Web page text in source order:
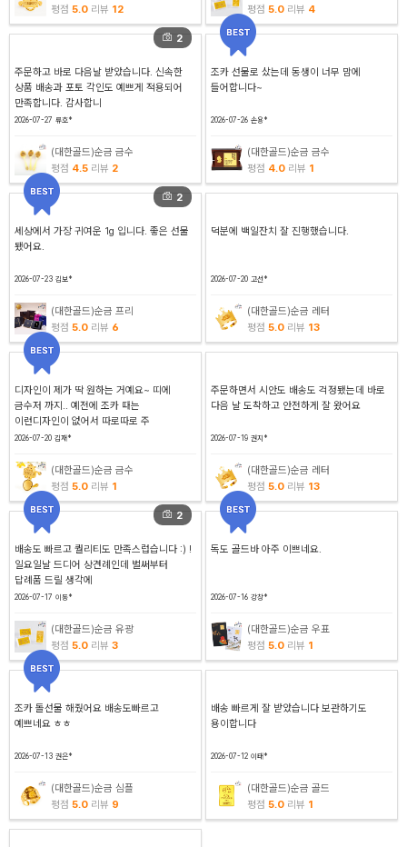
평점 5.0 리뷰 12
평점 5.0 리뷰 4
2
주문하고 바로 다음날 받았습니다. 신속한
상품 배송과 포토 각인도 예쁘게 적용되어
만족합니다. 감사합니
2026-07-27 류호*
(대한골드)순금 금수
평점 4.5 리뷰 2
조카 선물로 샀는데 동생이 너무 맘에
들어합니다~
2026-07-26 손용*
(대한골드)순금 금수
평점 4.0 리뷰 1
2
세상에서 가장 귀여운 1g 입니다. 좋은 선물
됐어요.
2026-07-23 김보*
(대한골드)순금 프리
평점 5.0 리뷰 6
덕분에 백일잔치 잘 진행했습니다.
2026-07-20 고선*
(대한골드)순금 레터
평점 5.0 리뷰 13
디자인이 제가 딱 원하는 거예요~ 띠에
금수저 까지.. 예전에 조카 때는
이런디자인이 없어서 따로따로 주
2026-07-20 김재*
(대한골드)순금 금수
평점 5.0 리뷰 1
주문하면서 시안도 배송도 걱정됐는데 바로
다음 날 도착하고 안전하게 잘 왔어요
2026-07-19 권지*
(대한골드)순금 레터
평점 5.0 리뷰 13
2
배송도 빠르고 퀄리티도 만족스럽습니다 :) !
일요일날 드디어 상견례인데 벌써부터
답례품 드릴 생각에
2026-07-17 이동*
(대한골드)순금 유광
평점 5.0 리뷰 3
독도 골드바 아주 이쁘네요.
2026-07-16 강창*
(대한골드)순금 우표
평점 5.0 리뷰 1
조카 돌선물 해줬어요 배송도빠르고
예쁘네요 ㅎㅎ
2026-07-13 권은*
(대한골드)순금 심플
평점 5.0 리뷰 9
배송 빠르게 잘 받았습니다 보관하기도
용이합니다
2026-07-12 이태*
(대한골드)순금 골드
평점 5.0 리뷰 1